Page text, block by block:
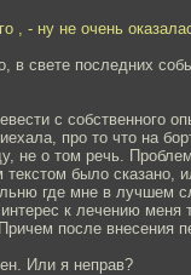
, - ну не очень
в свете последних
с собственного
про то что на
не о том речь.
было сказано,
где мне в лучшем
к лечению меня
после внесения
Или я неправ?